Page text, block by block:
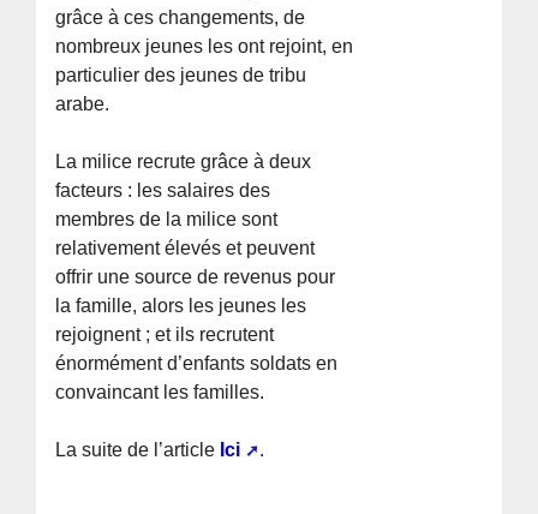
grâce à ces changements, de
nombreux jeunes les ont rejoint, en
particulier des jeunes de tribu
arabe.
La milice recrute grâce à deux
facteurs : les salaires des
membres de la milice sont
relativement élevés et peuvent
offrir une source de revenus pour
la famille, alors les jeunes les
rejoignent ; et ils recrutent
énormément d’enfants soldats en
convaincant les familles.
La suite de l’article Ici .